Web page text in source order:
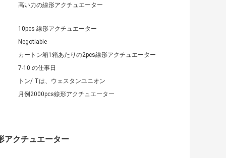
高い力の線形アクチュエーター
10pcs 線形アクチュエーター
Negotiable
カートン箱1箱あたりの2pcs線形アクチュエーター
7-10 の仕事日
トン/ Tは、ウェスタンユニオン
月例2000pcs線形アクチュエーター
アクチュエーター